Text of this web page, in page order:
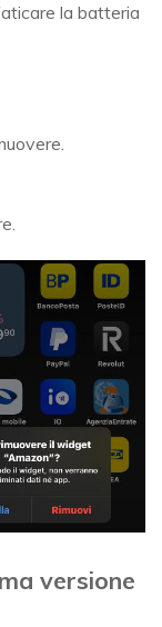
la batteria
versione